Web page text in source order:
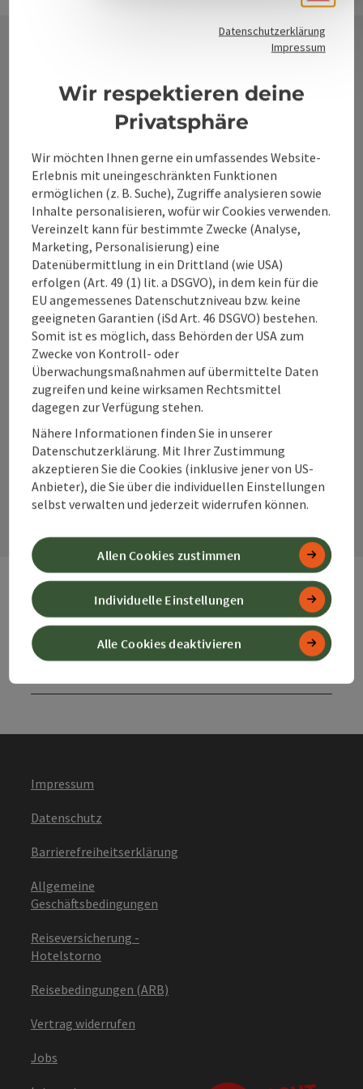
Kontakt
Bahnhofstraße 2
4580 Windischgarsten
+43 50 360 360 360
info@360alpenland.com
InstagramFacebookYouTube
Kontaktformular
Webseiten
Services
Impressum
Datenschutz
Barrierefreiheitserklärung
Allgemeine
Geschäftsbedingungen
Reiseversicherung -
Hotelstorno
Reisebedingungen (ARB)
Vertrag widerrufen
Jobs
Datenschutzerklärung
Impressum
Wir respektieren deine
Privatsphäre
Wir möchten Ihnen gerne ein umfassendes Website-
Erlebnis mit uneingeschränkten Funktionen
ermöglichen (z. B. Suche), Zugriffe analysieren sowie
Inhalte personalisieren, wofür wir Cookies verwenden.
Vereinzelt kann für bestimmte Zwecke (Analyse,
Marketing, Personalisierung) eine
Datenübermittlung in ein Drittland (wie USA)
erfolgen (Art. 49 (1) lit. a DSGVO), in dem kein für die
EU angemessenes Datenschutzniveau bzw. keine
geeigneten Garantien (iSd Art. 46 DSGVO) bestehen.
Somit ist es möglich, dass Behörden der USA zum
Zwecke von Kontroll- oder
Überwachungsmaßnahmen auf übermittelte Daten
zugreifen und keine wirksamen Rechtsmittel
dagegen zur Verfügung stehen.
Nähere Informationen finden Sie in unserer
Datenschutzerklärung. Mit Ihrer Zustimmung
akzeptieren Sie die Cookies (inklusive jener von US-
Anbieter), die Sie über die individuellen Einstellungen
selbst verwalten und jederzeit widerrufen können.
Alle Cookies deaktivieren
Individuelle Einstellungen
Allen Cookies zustimmen